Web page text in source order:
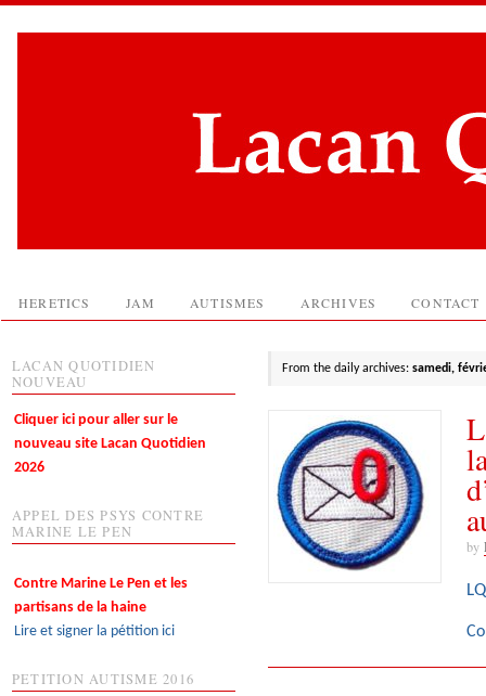
HERETICS JAM AUTISMES ARCHIVES CONTACT
From the daily archives: samedi,
by
LACAN QUOTIDIEN
NOUVEAU
Cliquer ici pour aller sur le
nouveau site Lacan Quotidien
2026
APPEL DES PSYS CONTRE
MARINE LE PEN
Contre Marine Le Pen et les
partisans de la haine
Lire et signer la pétition ici
PETITION AUTISME 2016